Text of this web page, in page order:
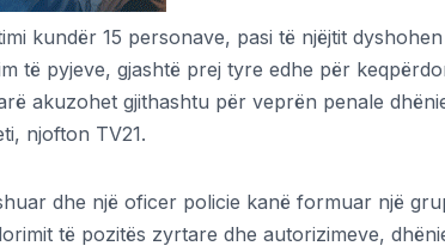
kundër 15 personave, pasi të njëjtit
të pyjeve, gjashtë prej tyre edhe për
akuzohet gjithashtu për veprën penale
njofton TV21.
dhe një oficer policie kanë formuar një
të pozitës zyrtare dhe autorizimeve,